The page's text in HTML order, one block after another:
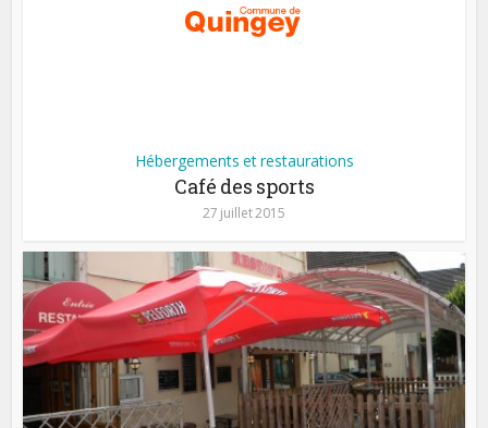
Hébergements et restaurations
Café des sports
27 juillet 2015